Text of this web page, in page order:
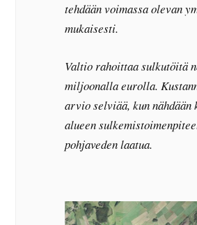
tehdään voimassa olevan
mukaisesti.
Valtio rahoittaa sulkutöitä
miljoonalla eurolla.
arvio selviää, kun nähdään
alueen
pohjaveden laatua.